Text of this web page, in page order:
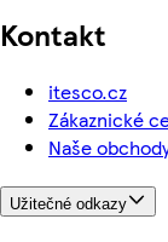
Kontakt
itesco.cz
Zákaznické
Naše
Užitečné odkazy